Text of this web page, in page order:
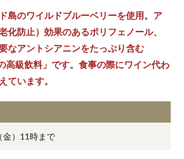
島のワイルドブルーベリーを使用。ア
化防止）効果のあるポリフェノール、
なアントシアニンをたっぷり含む
高級飲料」です。食事の際にワイン代わ
ています。
金）11時まで